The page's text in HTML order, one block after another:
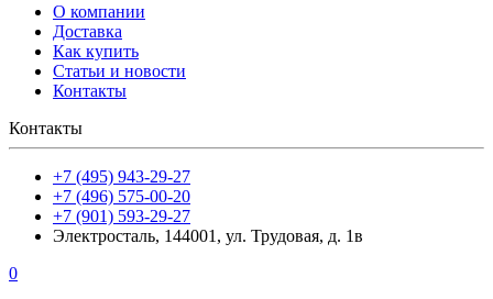
О компании
Доставка
Как купить
Статьи и новости
Контакты
Контакты
+7 (495) 943-29-27
+7 (496) 575-00-20
+7 (901) 593-29-27
Электросталь, 144001, ул. Трудовая, д. 1в
0